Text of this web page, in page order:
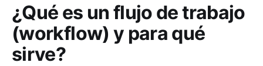
¿Qué es un flujo de trabajo
(workflow) y para qué
sirve?